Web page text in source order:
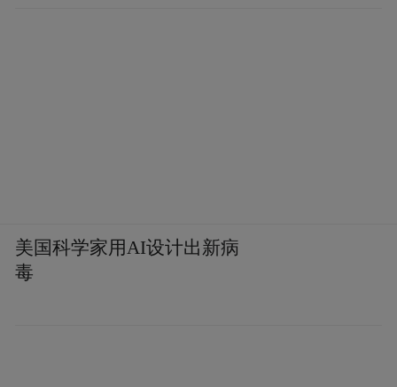
美国科学家用AI设计出新病
毒